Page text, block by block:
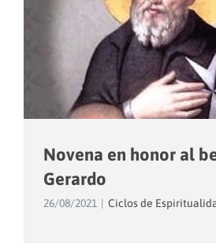
Novena en honor al
Gerardo
26/08/2021 Ciclos de